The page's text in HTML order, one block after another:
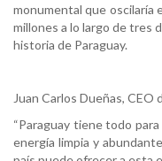
monumental que oscilaría
millones a lo largo de tres
historia de Paraguay.
Juan Carlos Dueñas,
“Paraguay tiene todo
energía limpia y